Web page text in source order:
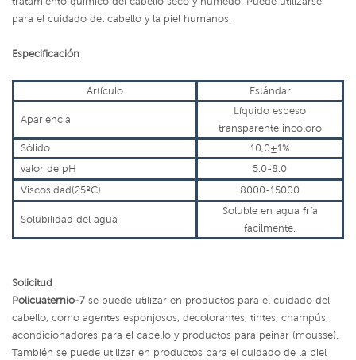
para el cuidado del cabello y la piel humanos.
Especificación
Artículo Estándar
Apariencia
Líquido espeso
transparente incoloro
Sólido
10,0±1%
valor de pH
5.0-8.0
Viscosidad(25ºC)
8000-15000
Solubilidad del agua
Soluble en agua fría
fácilmente.
Solicitud
Policuaternio-7 se puede utilizar en productos para el cuidado del
cabello, como agentes esponjosos, decolorantes, tintes, champús,
acondicionadores para el cabello y productos para peinar (mousse).
También se puede utilizar en productos para el cuidado de la piel